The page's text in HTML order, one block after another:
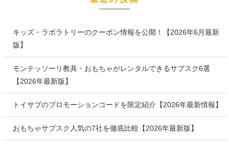
キッズ・ラボラトリーのクーポン情報を公開！【2026年6月最新
版】
モンテッソーリ教具・おもちゃがレンタルできるサブスク6選
【2026年最新版】
トイサブのプロモーションコードを限定紹介【2026年最新情報】
おもちゃサブスク人気の7社を徹底比較【2026年最新版】